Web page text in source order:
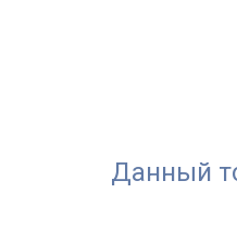
Данный